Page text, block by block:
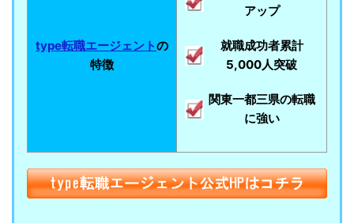
type転職エージェントの
特徴
アップ
就職成功者累計
5,000人突破
関東一都三県の転職
に強い